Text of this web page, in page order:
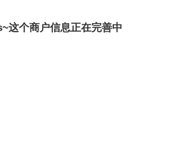
这个商户信息正在完善中